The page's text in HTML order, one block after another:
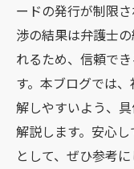
ードの発行が制限
渉の結果は弁護士
れるため、信頼で
す。本ブログでは
解しやすいよう、
解説します。安心
として、ぜひ参考に